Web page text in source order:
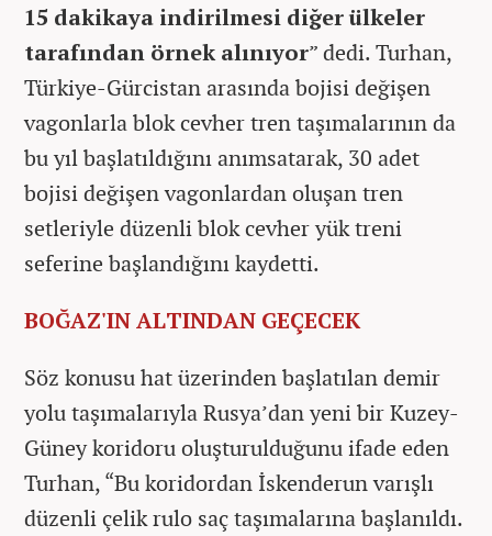
15 dakikaya indirilmesi diğer ülkeler
tarafından örnek alınıyor” dedi. Turhan,
Türkiye-Gürcistan arasında bojisi değişen
vagonlarla blok cevher tren taşımalarının da
bu yıl başlatıldığını anımsatarak, 30 adet
bojisi değişen vagonlardan oluşan tren
setleriyle düzenli blok cevher yük treni
seferine başlandığını kaydetti.
BOĞAZ'IN ALTINDAN GEÇECEK
Söz konusu hat üzerinden başlatılan demir
yolu taşımalarıyla Rusya’dan yeni bir Kuzey-
Güney koridoru oluşturulduğunu ifade eden
Turhan, “Bu koridordan İskenderun varışlı
düzenli çelik rulo saç taşımalarına başlanıldı.